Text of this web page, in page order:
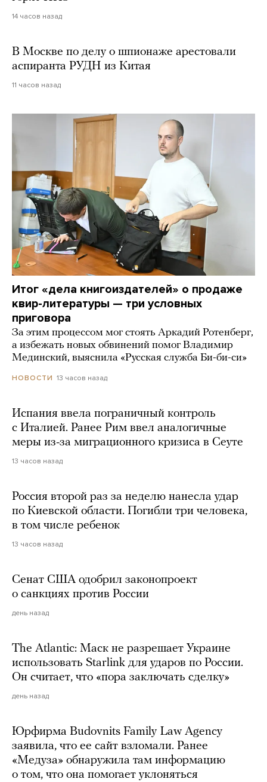
14 часов назад
В Москве по делу о шпионаже арестовали
аспиранта РУДН из Китая
11 часов назад
Итог «дела книгоиздателей» о продаже
квир-литературы — три условных
приговора
За этим процессом мог стоять Аркадий Ротенберг,
а избежать новых обвинений помог Владимир
Мединский, выяснила «Русская служба Би-би-си»
НОВОСТИ 13 часов назад
Испания ввела пограничный контроль
с Италией. Ранее Рим ввел аналогичные
меры из-за миграционного кризиса в Сеуте
13 часов назад
Россия второй раз за неделю нанесла удар
по Киевской области. Погибли три человека,
в том числе ребенок
13 часов назад
Сенат США одобрил законопроект
о санкциях против России
день назад
The Atlantic: Маск не разрешает Украине
использовать Starlink для ударов по России.
Он считает, что «пора заключать сделку»
день назад
Юрфирма Budovnits Family Law Agency
заявила, что ее сайт взломали. Ранее
«Медуза» обнаружила там информацию
о том, что она помогает уклоняться